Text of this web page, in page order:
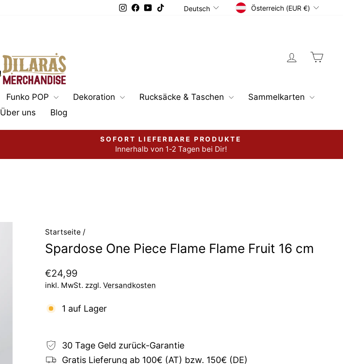
Instagram
Facebook
YouTube
TikTokSprache
Deutsch Währung
Österreich (EUR €)
Einloggen
Funko POP Dekoration Rucksäcke & Taschen
Sammelkarten
Über uns Blog
SOFORT LIEFERBARE PRODUKTE
Innerhalb von 1-2 Tagen bei Dir!
Startseite /
Spardose One Piece Flame Flame Fruit 16 cm
Normaler
Preis
€24,99
inkl. MwSt. zzgl. Versandkosten
1 auf Lager
30 Tage Geld zurück-Garantie
Gratis Lieferung ab 100€ (AT) bzw. 150€ (DE)